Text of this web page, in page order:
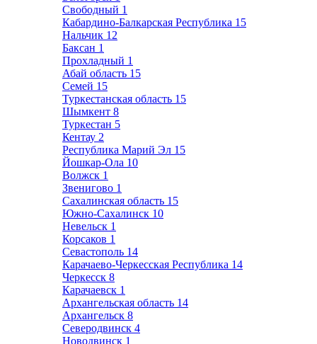
Свободный 1
Кабардино-Балкарская Республика 15
Нальчик 12
Баксан 1
Прохладный 1
Абай область 15
Семей 15
Туркестанская область 15
Шымкент 8
Туркестан 5
Кентау 2
Республика Марий Эл 15
Йошкар-Ола 10
Волжск 1
Звенигово 1
Сахалинская область 15
Южно-Сахалинск 10
Невельск 1
Корсаков 1
Севастополь 14
Карачаево-Черкесская Республика 14
Черкесск 8
Карачаевск 1
Архангельская область 14
Архангельск 8
Северодвинск 4
Новодвинск 1